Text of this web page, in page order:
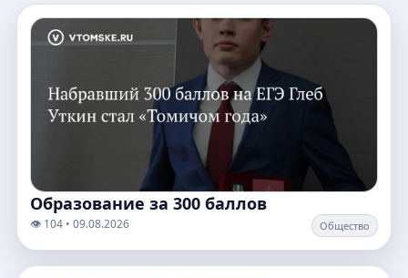
Образование за 300 баллов
👁️ 104 • 09.08.2026 Общество